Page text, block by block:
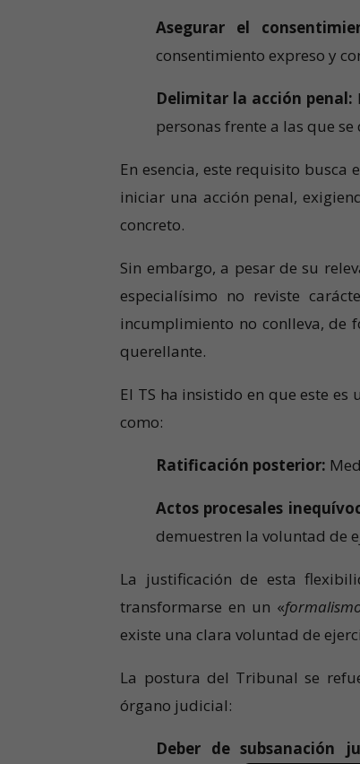
Asegurar el
consentimiento expreso y
Delimitar la acción penal:
personas frente a las que
En esencia, este requisito
iniciar una acción penal,
concreto.
Sin embargo, a pesar de su
especialísimo no reviste
incumplimiento no conlleva, de
querellante.
El TS ha insistido en que este
como:
Ratificación posterior:
Actos procesales
demuestren la voluntad de
La justificación de esta
transformarse en un «
existe una clara voluntad de
La postura del Tribunal se
órgano judicial:
Deber de subsanación